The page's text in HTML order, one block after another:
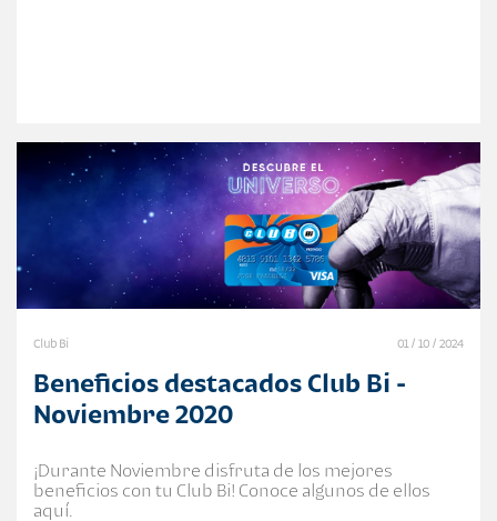
Club Bi 01 / 10 / 2024
Beneficios destacados Club Bi -
Noviembre 2020
¡Durante Noviembre disfruta de los mejores
beneficios con tu Club Bi! Conoce algunos de ellos
aquí.